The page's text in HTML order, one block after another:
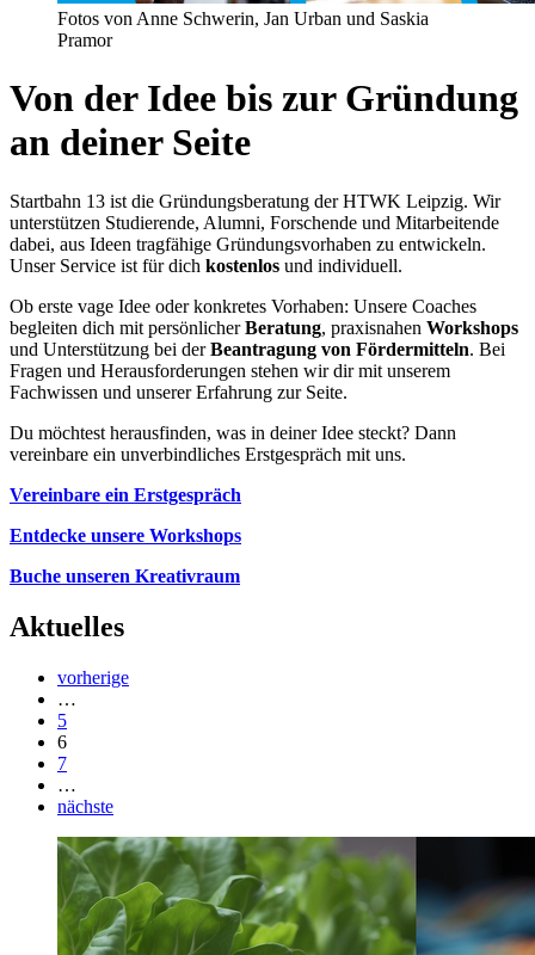
Fotos von Anne Schwerin, Jan Urban und Saskia
Pramor
Von der Idee bis zur Gründung
an deiner Seite
Startbahn 13 ist die Gründungsberatung der HTWK Leipzig. Wir
unterstützen Studierende, Alumni, Forschende und Mitarbeitende
dabei, aus Ideen tragfähige Gründungsvorhaben zu entwickeln.
Unser Service ist für dich kostenlos und individuell.
Ob erste vage Idee oder konkretes Vorhaben: Unsere Coaches
begleiten dich mit persönlicherBeratung, praxisnahen Workshops
und Unterstützung bei derBeantragung von Fördermitteln. Bei
Fragen und Herausforderungen stehen wir dir mit unserem
Fachwissen und unserer Erfahrung zur Seite.
Du möchtest herausfinden, was in deiner Idee steckt? Dann
vereinbare ein unverbindliches Erstgespräch mit uns.
Vereinbare ein Erstgespräch
Entdecke unsere Workshops
Buche unseren Kreativraum
Aktuelles
vorherige
…
5
6
7
…
nächste